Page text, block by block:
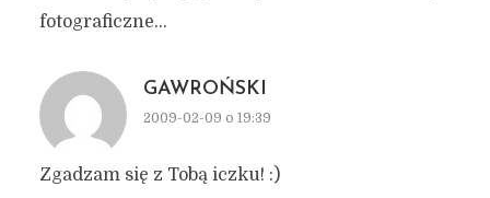
fotograficzne…
GAWROŃSKI
2009-02-09 o 19:39
Zgadzam się z Tobą iczku! :)